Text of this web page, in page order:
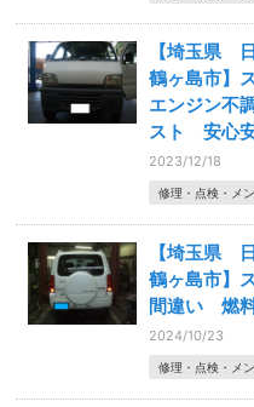
【埼玉県
鶴ヶ島市
エンジン
スト 安心
2023/12/18
修理・点検・メ
【埼玉県
鶴ヶ島市】
間違い 燃
2024/10/23
修理・点検・メ